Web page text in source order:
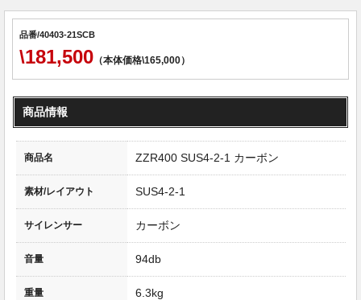
品番/40403-21SCB
\181,500 （本体価格\165,000）
商品情報
商品名 ZZR400 SUS4-2-1 カーボン
素材/レイアウト SUS4-2-1
サイレンサー カーボン
音量 94db
重量 6.3kg